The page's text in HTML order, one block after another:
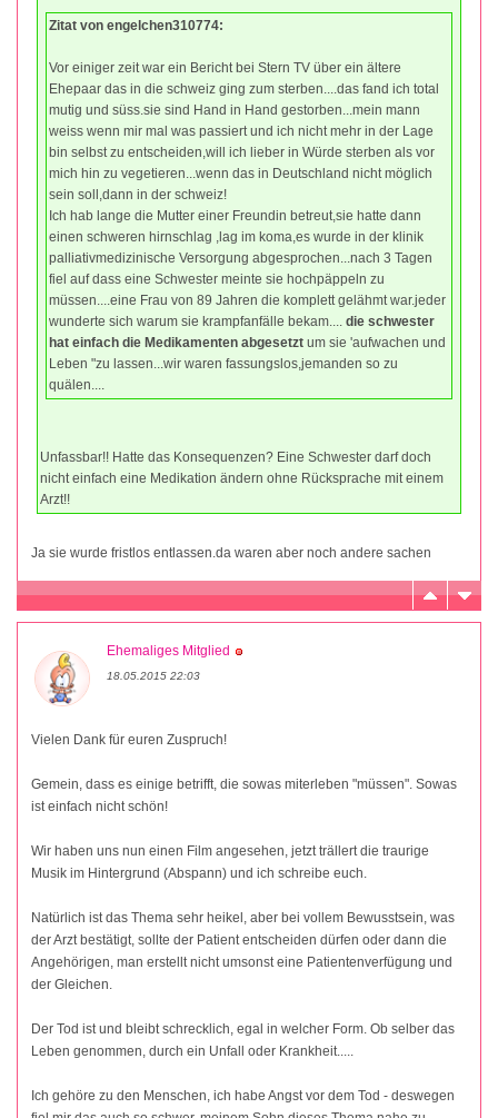
Zitat von engelchen310774:
Vor einiger zeit war ein Bericht bei Stern TV über ein ältere
Ehepaar das in die schweiz ging zum sterben....das fand ich total
mutig und süss.sie sind Hand in Hand gestorben...mein mann
weiss wenn mir mal was passiert und ich nicht mehr in der Lage
bin selbst zu entscheiden,will ich lieber in Würde sterben als vor
mich hin zu vegetieren...wenn das in Deutschland nicht möglich
sein soll,dann in der schweiz!
Ich hab lange die Mutter einer Freundin betreut,sie hatte dann
einen schweren hirnschlag ,lag im koma,es wurde in der klinik
palliativmedizinische Versorgung abgesprochen...nach 3 Tagen
fiel auf dass eine Schwester meinte sie hochpäppeln zu
müssen....eine Frau von 89 Jahren die komplett gelähmt war.jeder
wunderte sich warum sie krampfanfälle bekam.... die schwester
hat einfach die Medikamenten abgesetzt um sie 'aufwachen und
Leben "zu lassen...wir waren fassungslos,jemanden so zu
quälen....
Unfassbar!! Hatte das Konsequenzen? Eine Schwester darf doch
nicht einfach eine Medikation ändern ohne Rücksprache mit einem
Arzt!!
Ja sie wurde fristlos entlassen.da waren aber noch andere sachen
Ehemaliges Mitglied
18.05.2015 22:03
Vielen Dank für euren Zuspruch!
Gemein, dass es einige betrifft, die sowas miterleben "müssen". Sowas
ist einfach nicht schön!
Wir haben uns nun einen Film angesehen, jetzt trällert die traurige
Musik im Hintergrund (Abspann) und ich schreibe euch.
Natürlich ist das Thema sehr heikel, aber bei vollem Bewusstsein, was
der Arzt bestätigt, sollte der Patient entscheiden dürfen oder dann die
Angehörigen, man erstellt nicht umsonst eine Patientenverfügung und
der Gleichen.
Der Tod ist und bleibt schrecklich, egal in welcher Form. Ob selber das
Leben genommen, durch ein Unfall oder Krankheit.....
Ich gehöre zu den Menschen, ich habe Angst vor dem Tod - deswegen